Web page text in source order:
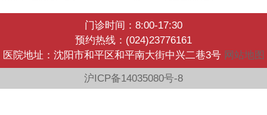
门诊时间：8:00-17:30
预约热线：(024)23776161
医院地址：沈阳市和平区和平南大街中兴二巷3号 网站地图
沪ICP备14035080号-8